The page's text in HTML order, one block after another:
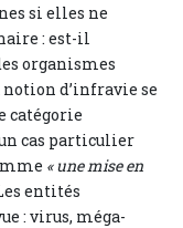
si elles ne
: est-il
organismes
d’infravie se
catégorie
cas particulier
« une mise en
entités
: virus, méga-